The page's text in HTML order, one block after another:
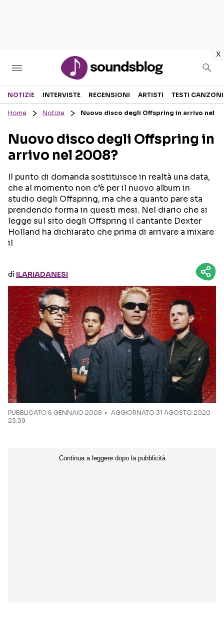
x
Sezioni
RECENSIONI MUSICALI
INTERVISTE
GOSSIP E CURIOSITÀ
TESTI CANZONI
TALENT SHOW
NOTIZIE INTERVISTE RECENSIONI ARTISTI TESTI CANZONI
Home Notizie Nuovo disco degli Offspring in arrivo nel
Nuovo disco degli Offspring in
arrivo nel 2008?
Il punto di domanda sostituisce in realtà una data,
che al momento non c’è per il nuovo album in
studio degli Offspring, ma che a quanto pare sta
prendendo forma in questi mesi. Nel diario che si
legge sul sito degli Offspring il cantante Dexter
Holland ha dichiarato che prima di arrivare a mixare
il
di ILARIADANESI
PUBBLICATO 6 GENNAIO 2008
AGGIORNATO 31 AGOSTO 2020
23:39